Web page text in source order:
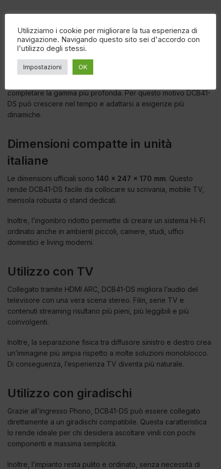
La risposta dichiarata è66 Hz – 25.000 Hz in anecoicae
Hz – 25.000 Hz in ambiente
in ambiente evidenzia una buona capacità di estensione.
completare la gamma più profonda. Per questo motivo DCB41-
DS può crescere nel tempo e adattarsi a esigenze più
dinamiche.
Dimensioni compatte in unità
italiane
Le dimensioni ufficiali sono 140 x 247 x 170 mm. Questo
rende DCB41-DS facile da collocare su scrivania, mobile TV,
mensola robusta o stand dedicati.
Inoltre, l’ingombro ridotto permette di creare un sistema Hi-Fi
ordinato anche in ambienti piccoli, camere, studi, uffici
domestici e living moderni.
Utilizzo con TV
Collegato tramite HDMI ARC, DCB41-DS migliora l’audio del
televisore con una vera scena stereo. Film, serie TV e
contenuti streaming risultano più pieni, più leggibili e più
coinvolgenti.
Inoltre, la separazione fisica tra diffusore sinistro e destro crea
un’immagine più ampia rispetto a molte soluzioni monoblocco.
Di conseguenza, l’esperienza TV diventa più naturale.
Utilizzo con giradischi
Grazie all’ingresso Phono, DCB41-DS può essere collegato
direttamente a un giradischi compatibile. Questa caratteristica
lo rende ideale per chi desidera ascoltare vinili con pochi
componenti e massima semplicità.
Inoltre, l’impianto resta pulito e ordinato, senza necessità di
Utilizziamo i cookie per migliorare la tua esperienza di
navigazione. Navigando questo sito sei d'accordo con
l'utilizzo degli stessi.
Impostazioni OK